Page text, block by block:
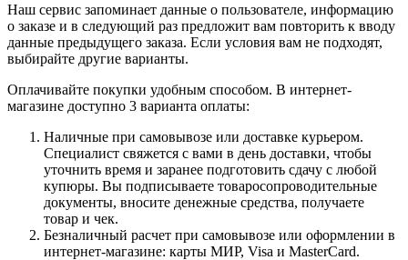
Наш сервис запоминает данные о пользователе, информацию
о заказе и в следующий раз предложит вам повторить к вводу
данные предыдущего заказа. Если условия вам не подходят,
выбирайте другие варианты.
Оплачивайте покупки удобным способом. В интернет-
магазине доступно 3 варианта оплаты:
Наличные при самовывозе или доставке курьером.
Специалист свяжется с вами в день доставки, чтобы
уточнить время и заранее подготовить сдачу с любой
купюры. Вы подписываете товаросопроводительные
документы, вносите денежные средства, получаете
товар и чек.
Безналичный расчет при самовывозе или оформлении в
интернет-магазине: карты МИР, Visa и MasterCard.